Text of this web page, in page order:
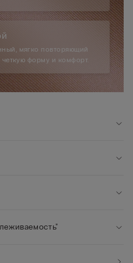
мягко повторяющий
четкую форму и комфорт.